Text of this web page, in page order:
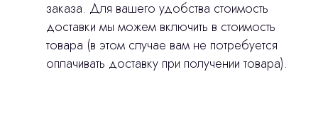
заказа. Для вашего удобства стоимость
доставки мы можем включить в стоимость
товара (в этом случае вам не потребуется
оплачивать доставку при получении товара).